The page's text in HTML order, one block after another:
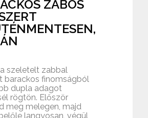
ZABOS
szeletelt zabbal
barackos finomságból
dupla adagot
rögtön. Először
meg melegen, majd
langyosan, végül